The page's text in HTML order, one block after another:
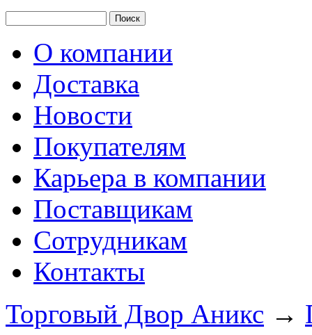
О компании
Доставка
Новости
Покупателям
Карьера в компании
Поставщикам
Сотрудникам
Контакты
Торговый Двор Аникс →